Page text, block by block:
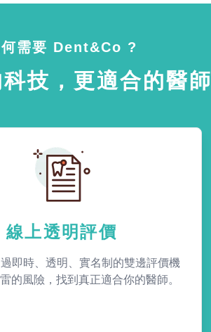
需要 Dent&Co ?
技，更適合的醫師
線上透明評價
即時、透明、實名制的雙邊評價機
的風險，找到真正適合你的醫師。